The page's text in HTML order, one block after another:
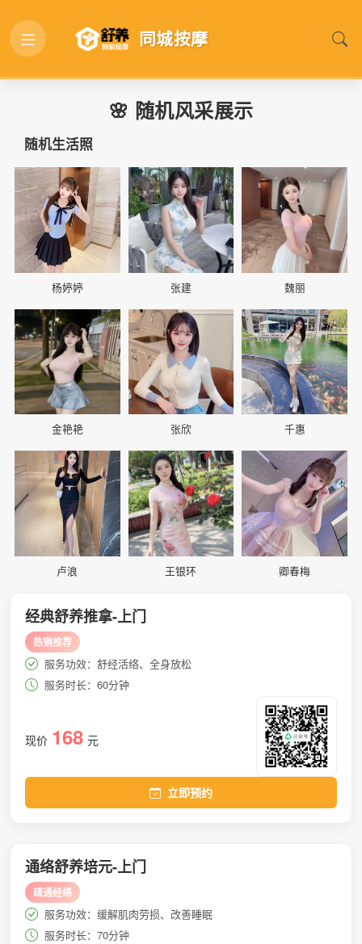
同城按摩
🌸 随机风采展示
随机生活照
📷
杨婷婷
📷
张建
📷
魏丽
📷
金艳艳
📷
张欣
📷
千惠
📷
卢浪
📷
王银环
📷
卿春梅
经典舒养推拿-上门
热销推荐
服务功效：舒经活络、全身放松
服务时长：60分钟
现价 168 元
立即预约
通络舒养培元-上门
疏通经络
服务功效：缓解肌肉劳损、改善睡眠
服务时长：70分钟